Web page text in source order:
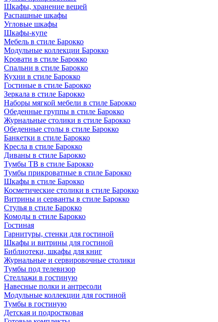
Шкафы, хранение вещей
Распашные шкафы
Угловые шкафы
Шкафы-купе
Мебель в стиле Барокко
Модульные коллекции Барокко
Кровати в стиле Барокко
Спальни в стиле Барокко
Кухни в стиле Барокко
Гостиные в стиле Барокко
Зеркала в стиле Барокко
Наборы мягкой мебели в стиле Барокко
Обеденные группы в стиле Барокко
Журнальные столики в стиле Барокко
Обеденные столы в стиле Барокко
Банкетки в стиле Барокко
Кресла в стиле Барокко
Диваны в стиле Барокко
Тумбы ТВ в стиле Барокко
Тумбы прикроватные в стиле Барокко
Шкафы в стиле Барокко
Косметические столики в стиле Барокко
Витрины и серванты в стиле Барокко
Стулья в стиле Барокко
Комоды в стиле Барокко
Гостиная
Гарнитуры, стенки для гостиной
Шкафы и витрины для гостиной
Библиотеки, шкафы для книг
Журнальные и сервировочные столики
Тумбы под телевизор
Стеллажи в гостиную
Навесные полки и антресоли
Модульные коллекции для гостиной
Тумбы в гостиную
Детская и подростковая